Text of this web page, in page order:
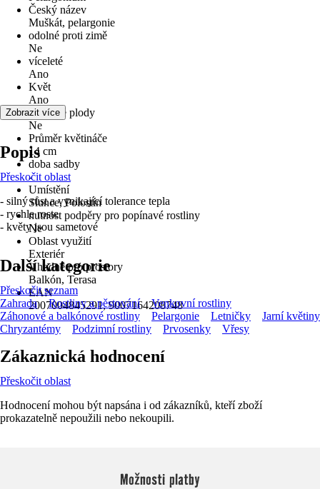
Český název
Muškát, pelargonie
odolné proti zimě
Ne
víceleté
Ano
Květ
Ano
Okrasné plody
Ne
Průměr květináče
14 cm
doba sadby
-
Umístění
Slunce, Polostín
nutnost podpěry pro popínavé rostliny
Ne
Oblast využití
Exteriér
Vhodné pro prostory
Balkón, Terasa
EAN
2007004845291, 9007164208748
Zobrazit více
Popis
Přeskočit oblast
- silný růst a vynikající tolerance tepla
- rychle roste
- květy jsou sametové
Další kategorie
Přeskočit seznam
Zahrada
Rostliny a pěstování
Venkovní rostliny
Záhonové a balkónové rostliny
Pelargonie Letničky
Jarní květiny
Chryzantémy
Podzimní rostliny Prvosenky Vřesy
Zákaznická hodnocení
Přeskočit oblast
Hodnocení mohou být napsána i od zákazníků, kteří zboží
prokazatelně nepoužili nebo nekoupili.
Možnosti platby